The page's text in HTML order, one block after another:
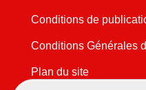
Conditions de
Conditions Générales
Plan du site